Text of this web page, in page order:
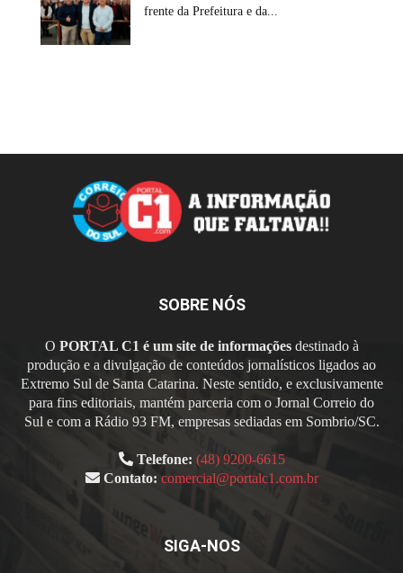
frente da Prefeitura e da...
SOBRE NÓS
O PORTAL C1 é um site de informaçõesdestinado à
produção e a divulgação de conteúdos jornalísticos ligados ao
Extremo Sul de Santa Catarina. Neste sentido, e exclusivamente
para fins editoriais, mantém parceria com o Jornal Correio do
Sul e com a Rádio 93 FM, empresas sediadas em Sombrio/SC.
Telefone: (48) 9200-6615
Contato: comercial@portalc1.com.br
SIGA-NOS